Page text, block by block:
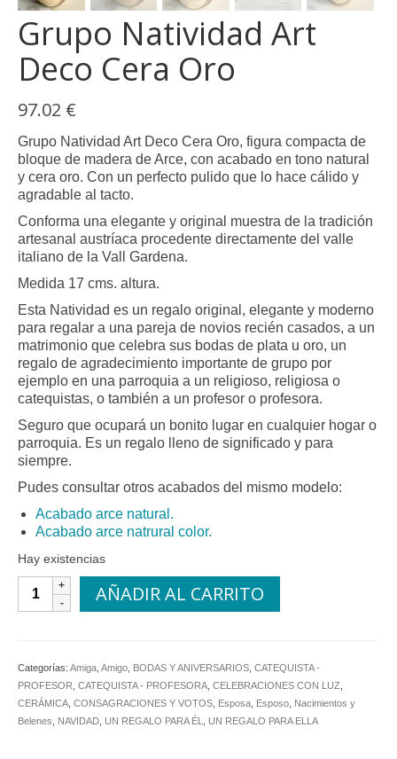
Grupo Natividad Art
Deco Cera Oro
97.02 €
Grupo Natividad Art Deco Cera Oro, figura compacta de
bloque de madera de Arce, con acabado en tono natural
y cera oro. Con un perfecto pulido que lo hace cálido y
agradable al tacto.
Conforma una elegante y original muestra de la tradición
artesanal austríaca procedente directamente del valle
italiano de la Vall Gardena.
Medida 17 cms. altura.
Esta Natividad es un regalo original, elegante y moderno
para regalar a una pareja de novios recién casados, a un
matrimonio que celebra sus bodas de plata u oro, un
regalo de agradecimiento importante de grupo por
ejemplo en una parroquia a un religioso, religiosa o
catequistas, o también a un profesor o profesora.
Seguro que ocupará un bonito lugar en cualquier hogar o
parroquia. Es un regalo lleno de significado y para
siempre.
Pudes consultar otros acabados del mismo modelo:
Acabado arce natural.
Acabado arce natrural color.
Hay existencias
Grupo
Natividad
Oro
cantidad
AÑADIR AL CARRITO
Categorías: Amiga Amigo BODAS Y ANIVERSARIOS CATEQUISTA -
PROFESOR CATEQUISTA - PROFESORA CELEBRACIONES CON LUZ
CERÁMICA CONSAGRACIONES Y VOTOS Esposa Esposo Nacimientos y
Belenes
NAVIDAD UN REGALO PARA ÉL UN REGALO PARA ELLA